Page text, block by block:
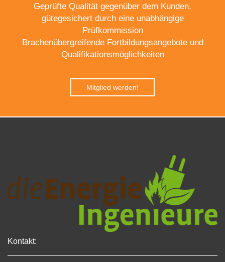
Geprüfte Qualität gegenüber dem Kunden,
gütegesichert durch eine unabhängige
Prüfkommission
Brachenübergreifende Fortbildungsangebote und
Qualifikationsmöglichkeiten
Mitglied werden!
Kontakt: